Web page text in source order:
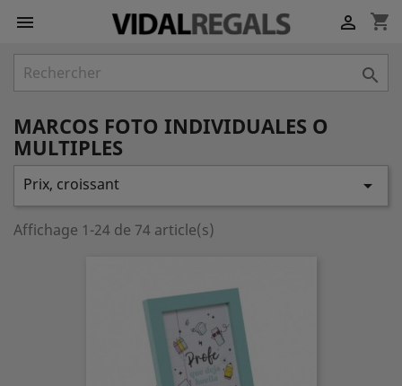
 shopping_cart


MARCOS FOTO INDIVIDUALES O
MULTIPLES
Prix, croissant 
Affichage 1-24 de 74 article(s)